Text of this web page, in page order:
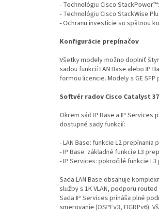
- Technológiu Cisco
- Technológiu Cisco StackWise
- Ochranu investície so spätnou
Konfigurácie prepínačov
Všetky modely možno doplniť
sadou funkcií LAN Base alebo IP
formou licencie. Modely s GE
Softvér radov Cisco Catalyst
Okrem sád IP Base a IP Services
dostupné sady funkcií:
- LAN Base: funkcie L2
- IP Base: základné funkcie L3
- IP Services: pokročilé funkcie L3
Sada LAN Base obsahuje
služby s 1K VLAN, podporu
Sada IP Services prináša plné
smerovanie (OSPFv3,